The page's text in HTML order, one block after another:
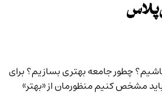
چطور جامعه بهتری بسازیم؟ برای
مشخص کنیم منظورمان از «بهتر»